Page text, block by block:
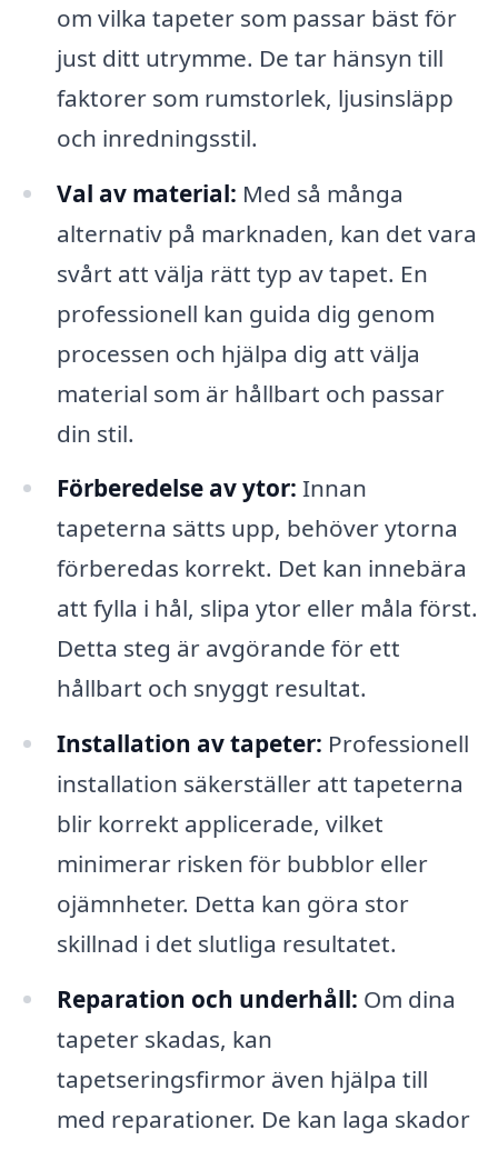
om vilka tapeter som passar bäst för
just ditt utrymme. De tar hänsyn till
faktorer som rumstorlek, ljusinsläpp
och inredningsstil.
Val av material: Med så många
alternativ på marknaden, kan det vara
svårt att välja rätt typ av tapet. En
professionell kan guida dig genom
processen och hjälpa dig att välja
material som är hållbart och passar
din stil.
Förberedelse av ytor: Innan
tapeterna sätts upp, behöver ytorna
förberedas korrekt. Det kan innebära
att fylla i hål, slipa ytor eller måla först.
Detta steg är avgörande för ett
hållbart och snyggt resultat.
Installation av tapeter: Professionell
installation säkerställer att tapeterna
blir korrekt applicerade, vilket
minimerar risken för bubblor eller
ojämnheter. Detta kan göra stor
skillnad i det slutliga resultatet.
Reparation och underhåll: Om dina
tapeter skadas, kan
tapetseringsfirmor även hjälpa till
med reparationer. De kan laga skador